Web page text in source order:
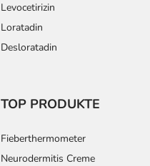
Levocetirizin
Loratadin
Desloratadin
TOP PRODUKTE
Fieberthermometer
Neurodermitis Creme